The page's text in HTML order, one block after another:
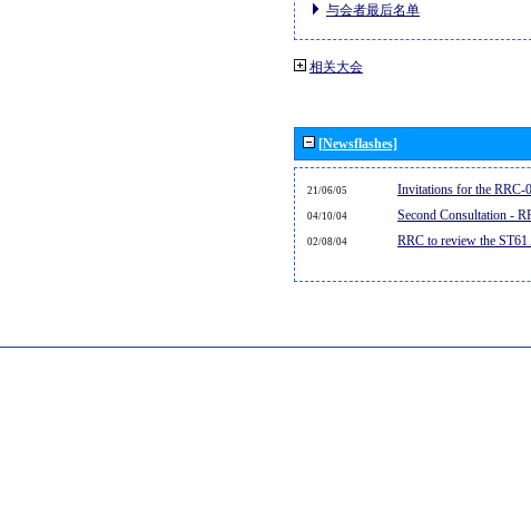
与会者最后名单
相关大会
[Newsflashes]
21/06/05 Invitations for the RRC-
04/10/04 Second Consultation -
02/08/04 RRC to review the